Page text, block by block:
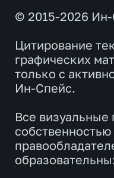
© 2015-2026
Цитирование
графических
только с
Ин-Спейс.
Все визуальные